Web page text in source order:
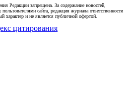
Редакции запрещена. За содержание новостей,
сайта, редакция журнала ответственности
характер и не является публичной офертой.